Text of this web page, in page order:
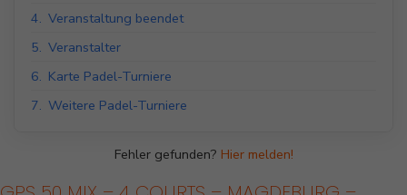
4. Veranstaltung beendet
5. Veranstalter
6. Karte Padel-Turniere
7. Weitere Padel-Turniere
Fehler gefunden? Hier melden!